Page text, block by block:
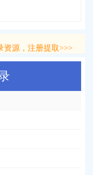
资源，注册提取>>>